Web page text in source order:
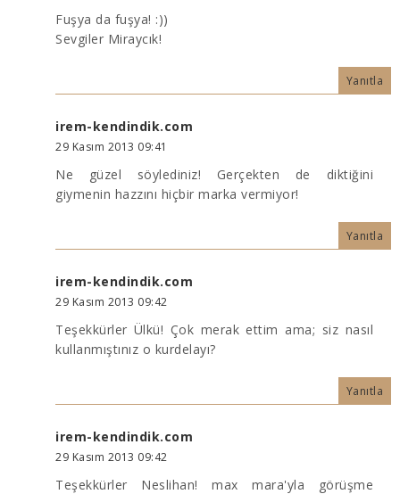
Fuşya da fuşya! :))
Sevgiler Miraycık!
Yanıtla
irem-kendindik.com
29 Kasım 2013 09:41
Ne güzel söylediniz! Gerçekten de diktiğini
giymenin hazzını hiçbir marka vermiyor!
Yanıtla
irem-kendindik.com
29 Kasım 2013 09:42
Teşekkürler Ülkü! Çok merak ettim ama; siz nasıl
kullanmıştınız o kurdelayı?
Yanıtla
irem-kendindik.com
29 Kasım 2013 09:42
Teşekkürler Neslihan! max mara'yla görüşme